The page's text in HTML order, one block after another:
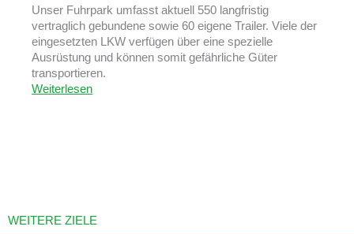
Unser Fuhrpark umfasst aktuell 550 langfristig
vertraglich gebundene sowie 60 eigene Trailer. Viele der
eingesetzten LKW verfügen über eine spezielle
Ausrüstung und können somit gefährliche Güter
transportieren.
Weiterlesen
WEITERE ZIELE